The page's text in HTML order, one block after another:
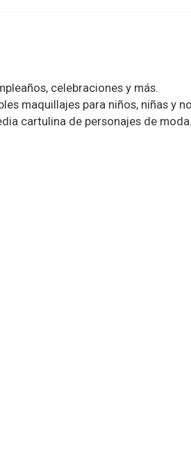
celebraciones y más.
maquillajes para niños, niñas y
cartulina de personajes de